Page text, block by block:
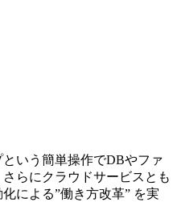
う簡単操作でDBやファ
にクラウドサービスとも
よる”働き方改革” を実